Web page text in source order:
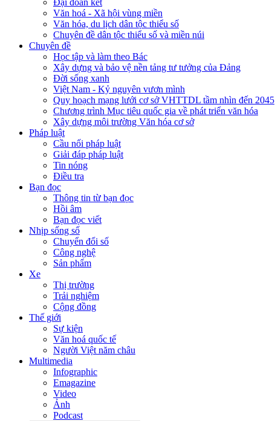
Đại đoàn kết
Văn hoá - Xã hội vùng miền
Văn hóa, du lịch dân tộc thiểu số
Chuyên đề dân tộc thiểu số và miền núi
Chuyên đề
Học tập và làm theo Bác
Xây dựng và bảo vệ nền tảng tư tưởng của Đảng
Đời sống xanh
Việt Nam - Kỷ nguyên vươn mình
Quy hoạch mạng lưới cơ sở VHTTDL tầm nhìn đến 2045
Chương trình Mục tiêu quốc gia về phát triển văn hóa
Xây dựng môi trường Văn hóa cơ sở
Pháp luật
Cầu nối pháp luật
Giải đáp pháp luật
Tin nóng
Điều tra
Bạn đọc
Thông tin từ bạn đọc
Hồi âm
Bạn đọc viết
Nhịp sống số
Chuyển đổi số
Công nghệ
Sản phẩm
Xe
Thị trường
Trải nghiệm
Cộng đồng
Thế giới
Sự kiện
Văn hoá quốc tế
Người Việt năm châu
Multimedia
Infographic
Emagazine
Video
Ảnh
Podcast